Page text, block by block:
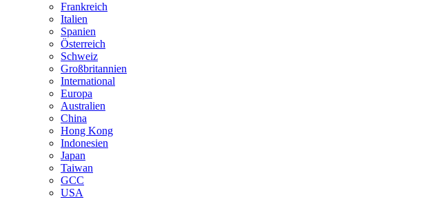
Frankreich
Italien
Spanien
Österreich
Schweiz
Großbritannien
International
Europa
Australien
China
Hong Kong
Indonesien
Japan
Taiwan
GCC
USA